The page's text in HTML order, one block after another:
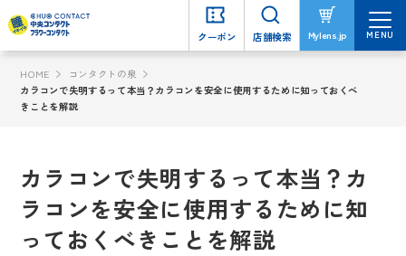
クーポン 店舗検索 Mylens.jp MENU
HOME
コンタクトの泉
カラコンで失明するって本当？カラコンを安全に使用するために知っておくべ
きことを解説
カラコンで失明するって本当？カ
ラコンを安全に使用するために知
っておくべきことを解説
クーポン 店舗検索 Mylens.jp MENU